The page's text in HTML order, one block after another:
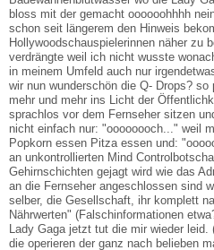
bloss mit der gemacht oooooohhhh
schon seit längerem den Hinweis
Hollywoodschauspielerinnen näher zu
verdrängte weil ich nicht wusste
in meinem Umfeld auch nur
wir nun wunderschön die Q- Drops?
mehr und mehr ins Licht der
sprachlos vor dem Fernseher sitzen
nicht einfach nur: "oooooooch..." weil
Popkorn essen Pitza essen und:
an unkontrollierten Mind
Gehirnschichten gejagt wird wie das
an die Fernseher angeschlossen sind
selber, die Gesellschaft, ihr komplett
Nährwerten" (Falschinformationen
Lady Gaga jetzt tut die mir wieder
die operieren der ganz nach belieben